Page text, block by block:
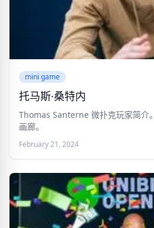
mini game
托马斯·桑特内
Thomas Santerne 微扑克玩家简介
画廊。
February 21, 2024